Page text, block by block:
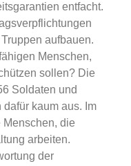
entfacht.
aufbauen.
Menschen,
sollen? Die
Soldaten und
kaum aus. Im
Menschen, die
arbeiten.
der